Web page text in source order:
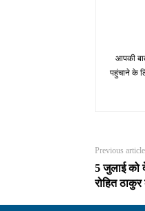
आपकी
पहुंचाने के
Previous article
5 जुलाई को
रोहित